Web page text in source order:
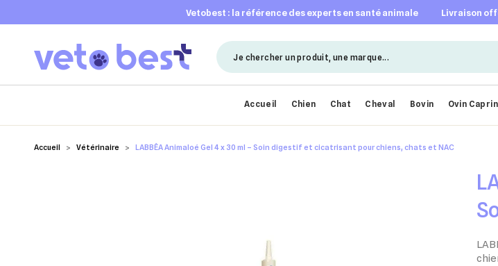
vetobest : la référence des experts en santé animale livraison
Accueil Chien Chat Cheval Bovin Ovin Caprin
Accueil Vétérinaire LABBÊA Animaloé Gel 4 x 30 ml – Soin digestif et cicatrisant pour chiens, chats et NAC